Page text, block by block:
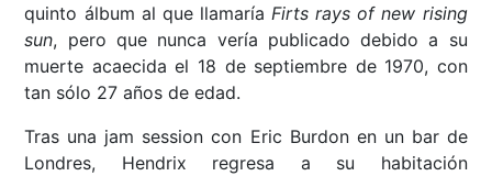
quinto álbum al que llamaría Firts rays of new rising
sun, pero que nunca vería publicado debido a su
muerte acaecida el 18 de septiembre de 1970, con
tan sólo 27 años de edad.
Tras una jam session con Eric Burdon en un bar de
Londres, Hendrix regresa a su habitación